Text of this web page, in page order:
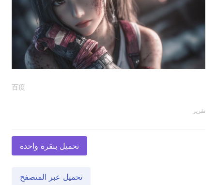
百度
تقرير
تحميل بنقرة واحدة
تحميل عبر المتصفح